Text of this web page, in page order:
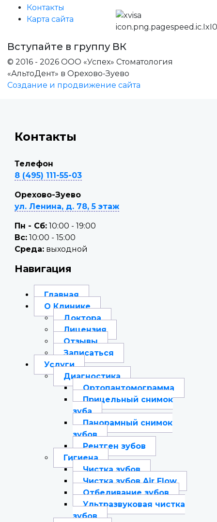
Контакты
Карта сайта
Вступайте в группу ВК
© 2016 - 2026 ООО «Успех» Стоматология
«АльтоДент» в Орехово-Зуево
Создание и продвижение сайта
Контакты
Телефон
8 (495) 111-55-03
Орехово-Зуево
ул. Ленина, д. 78, 5 этаж
Пн - Сб: 10:00 - 19:00
Вc: 10:00 - 15:00
Среда: выходной
Навигация
Главная
О Клинике
Доктора
Лицензия
Отзывы
Записаться
Услуги
Диагностика
Ортопантомограмма
Прицельный снимок
зуба
Панорамный снимок
зубов
Рентген зубов
Гигиена
Чистка зубов
Чистка зубов Air Flow
Отбеливание зубов
Ультразвуковая чистка
зубов